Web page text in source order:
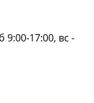
9:00-17:00, вс -